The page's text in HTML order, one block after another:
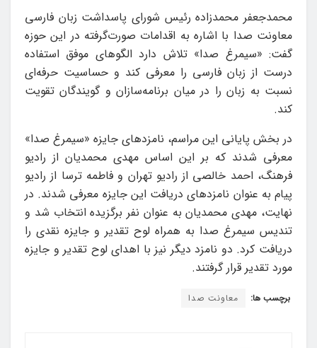
محمدجعفر محمدزاده رئیس شورای پاسداشت زبان فارسی
معاونت صدا با اشاره به اقدامات صورت‌گرفته در این حوزه
گفت: «سیمرغ صدا» تلاش دارد الگوهای موفق استفاده
درست از زبان فارسی را معرفی کند و حساسیت حرفه‌ای
نسبت به زبان را در میان برنامه‌سازان و گویندگان تقویت
کند.
در بخش پایانی این مراسم، نامزدهای جایزه «سیمرغ صدا»
معرفی شدند که بر این اساس مهدی محمدیان از رادیو
فرهنگ، احمد خالصی از رادیو تهران و فاطمه ترسا از رادیو
پیام به عنوان نامزدهای دریافت این جایزه معرفی شدند. در
نهایت، مهدی محمدیان به عنوان نفر برگزیده انتخاب شد و
تندیس سیمرغ صدا به همراه لوح تقدیر و جایزه نقدی را
دریافت کرد. دو نامزد دیگر نیز با اهدای لوح تقدیر و جایزه
مورد تقدیر قرار گرفتند.
برچسب ها: معاونت صدا